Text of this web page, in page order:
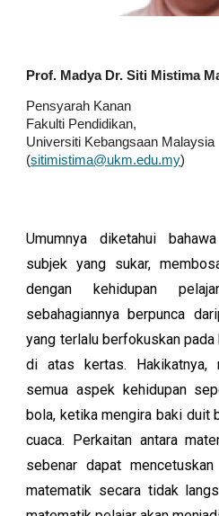
Prof. Madya Dr. Siti Mistima
Pensyarah Kanan
Fakulti Pendidikan,
Universiti Kebangsaan Malaysia
(sitimistima@ukm.edu.my)
Umumnya diketahui
subjek yang sukar,
dengan kehidupan
sebahagiannya berpunca
yang terlalu berfokuskan pada
di atas kertas. Hakikatnya,
semua aspek kehidupan
bola, ketika mengira baki duit
cuaca. Perkaitan antara
sebenar dapat
matematik secara tidak